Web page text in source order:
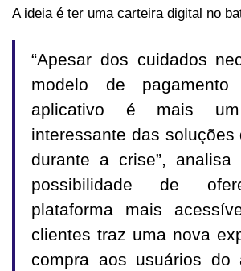
A ideia é ter uma carteira digital no
“Apesar dos cuidados
modelo de
aplicativo é mais um
interessante das soluções
durante a crise”, analisa
possibilidade de
plataforma mais
clientes traz uma nova
compra aos usuários do